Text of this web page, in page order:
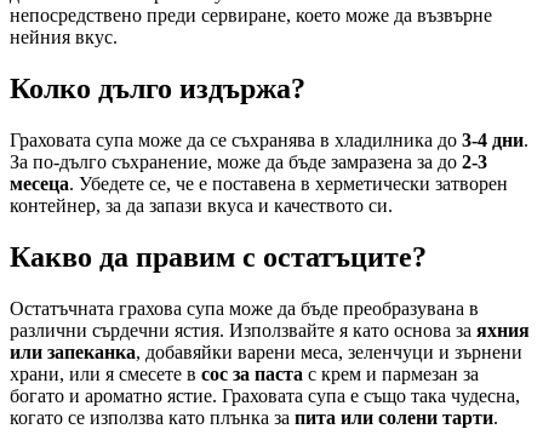
непосредствено преди сервиране, което може да възвърне
нейния вкус.
Колко дълго издържа?
Граховата супа може да се съхранява в хладилника до 3-4 дни.
За по-дълго съхранение, може да бъде замразена за до 2-3
месеца. Убедете се, че е поставена в херметически затворен
контейнер, за да запази вкуса и качеството си.
Какво да правим с остатъците?
Остатъчната грахова супа може да бъде преобразувана в
различни сърдечни ястия. Използвайте я като основа за яхния
или запеканка, добавяйки варени меса, зеленчуци и зърнени
храни, или я смесете в сос за паста с крем и пармезан за
богато и ароматно ястие. Граховата супа е също така чудесна,
когато се използва като плънка за пита или солени тарти.